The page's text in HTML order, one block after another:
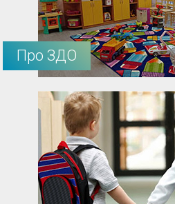
Про ЗДО